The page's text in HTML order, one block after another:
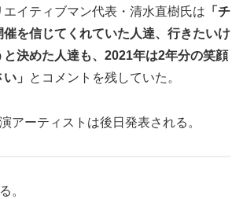
イティブマン代表・清水直樹氏は 「チ
を信じてくれていた人達、行きたいけ
と決めた人達も、2021年は2年分の笑顔
」
とコメントを残していた。
アーティストは後日発表される。
。